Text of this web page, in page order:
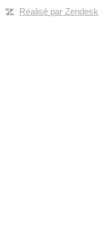
Réalisé par Zendesk